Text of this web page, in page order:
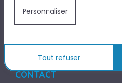
CANDIDAT
RECRUTEUR
CONTACT
Personnaliser
Tout refuser